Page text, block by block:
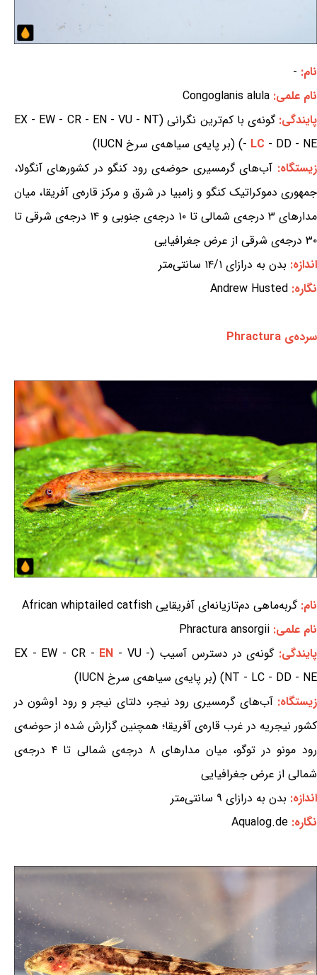
نام: -
نام علمی: Congoglanis alula
پایندگی:
گونه‌ی با کم‌ترین نگرانی (EX - EW - CR - EN - VU - NT
- LC - DD - NE) (بر پایه‌ی سیاهه‌ی سرخ IUCN)
زیستگاه: آب‌های گرمسیری حوضه‌ی رود کنگو در کشورهای آنگولا،
جمهوری دموکراتیک کنگو و زامبیا در شرق و مرکز قاره‌ی آفریقا، میان
مدارهای ۳ درجه‌ی شمالی تا ۱۰ درجه‌ی جنوبی و ۱۴ درجه‌ی شرقی تا
۳۰ درجه‌ی شرقی از عرض جغرافیایی
اندازه: بدن به درازای ۱۴/۱ سانتی‌متر
نگاره: Andrew Husted
سرده‌ی Phractura
نام:گربه‌ماهی دم‌تازیانه‌ای آفریقایی African whiptailed catfish
نام علمی: Phractura ansorgii
پایندگی:گونه‌ی در دسترس آسیب (EX - EW - CR - EN - VU -
NT - LC - DD - NE) (بر پایه‌ی سیاهه‌ی سرخ IUCN)
زیستگاه:آب‌های گرمسیری رود نیجر، دلتای نیجر و رود اوشون در
کشور نیجریه در غرب قاره‌ی آفریقا؛ همچنین گزارش شده از حوضه‌ی
رود مونو در توگو، میان مدارهای ۸ درجه‌ی شمالی تا ۴ درجه‌ی
شمالی از عرض جغرافیایی
اندازه: بدن به درازای ۹ سانتی‌متر
نگاره: Aqualog.de